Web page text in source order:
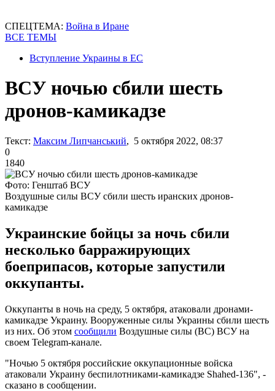
СПЕЦТЕМА: Война в Иране
ВСЕ ТЕМЫ
Вступление Украины в ЕС
ВСУ ночью сбили шесть
дронов-камикадзе
Текст: Максим Липчанський, 5 октября 2022, 08:37
0
1840
Фото: Генштаб ВСУ
Воздушные силы ВСУ сбили шесть иранских дронов-
камикадзе
Украинские бойцы за ночь сбили
несколько барражирующих
боеприпасов, которые запустили
оккупанты.
Оккупанты в ночь на среду, 5 октября, атаковали дронами-
камикадзе Украину. Вооруженные силы Украины сбили шесть
из них. Об этом сообщили Воздушные силы (ВС) ВСУ на
своем Telegram-канале.
"Ночью 5 октября российские оккупационные войска
атаковали Украину беспилотниками-камикадзе Shahed-136", -
сказано в сообщении.